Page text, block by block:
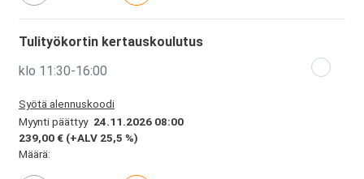
Tulityökortin kertauskoulutus
klo 11:30-16:00
Syötä alennuskoodi
Myynti päättyy 24.11.2026 08:00
239,00 € (+ALV 25,5 %)
Määrä: